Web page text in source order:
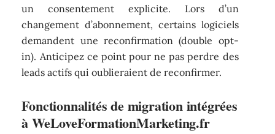
un consentement explicite. Lors d’un
changement d’abonnement, certains logiciels
demandent une reconfirmation (double opt-
in). Anticipez ce point pour ne pas perdre des
leads actifs qui oublieraient de reconfirmer.
Fonctionnalités de migration intégrées
à WeLoveFormationMarketing.fr